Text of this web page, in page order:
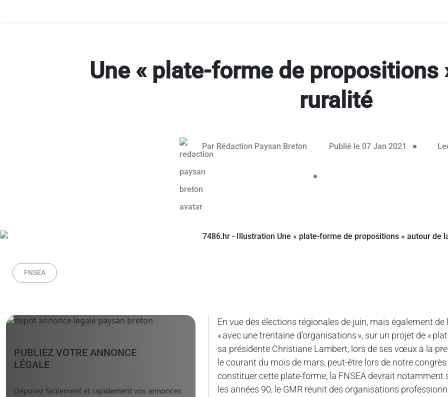
Une « plate-forme de propositions
ruralité
Par Rédaction Paysan Breton Publié le 07 Jan 2021
FNSEA
En vue des élections régionales de juin, mais également
« avec une trentaine d’organisations », sur un projet de «
sa présidente Christiane Lambert, lors de ses vœux à la
le courant du mois de mars, peut-être lors de notre
constituer cette plate-forme, la FNSEA devrait notamment
les années 90, le GMR réunit des organisations
PUBLIEZ VOTRE ANNONCE
LÉGALE
Déposez facilement et rapidement vos annonces